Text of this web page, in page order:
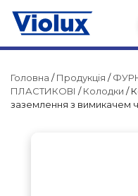
Головна /Продукція /
ПЛАСТИКОВІ /Колодки /
заземлення з вимикачем